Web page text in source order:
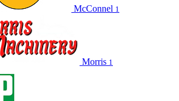
McConnel 1
Morris 1